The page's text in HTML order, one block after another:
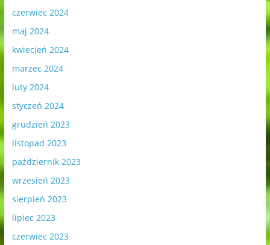
czerwiec 2024
maj 2024
kwiecień 2024
marzec 2024
luty 2024
styczeń 2024
grudzień 2023
listopad 2023
październik 2023
wrzesień 2023
sierpień 2023
lipiec 2023
czerwiec 2023